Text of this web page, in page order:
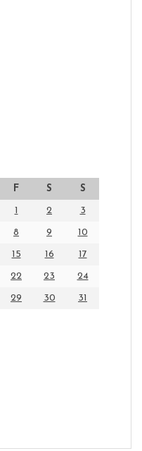
F S S
1 2 3
8 9 10
15 16 17
22 23 24
29 30
31